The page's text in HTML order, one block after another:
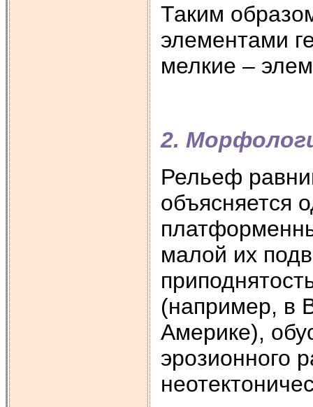
Таким
элементами
мелкие –
2.
Рельеф
объясняется
малой их
(например, в
Америке),
эрозионного